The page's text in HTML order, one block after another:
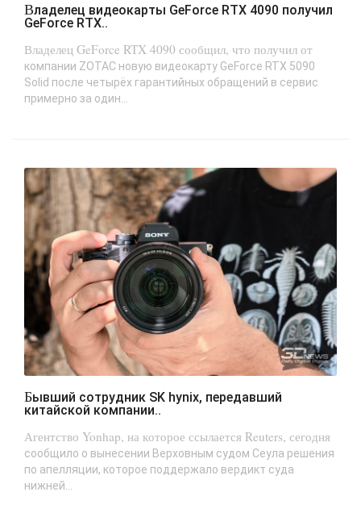
Владелец видеокарты GeForce RTX 4090 получил
GeForce RTX..
Владелец GeForce RTX 4090 сообщил, что получил от
компании ZOTAC новую видеокарту GeForce RTX 5090
Solid после четырёх гарантийных обращений в сервис
примерно за один...
Бывший сотрудник SK hynix, передавший
китайской компании..
Агентство Yonhap, на которое ссылается Reuters, сегодня
сообщило о вынесении Верховным судом Сеула решения
по апелляции, которое поддержало вердикт суда
нижней...